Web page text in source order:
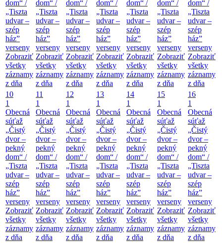
dom“ /
„Tiszta
udvar –
szép
ház”
verseny
Zobraziť
všetky
záznamy
z dňa
dom“ /
„Tiszta
udvar –
szép
ház”
verseny
Zobraziť
všetky
záznamy
z dňa
dom“ /
„Tiszta
udvar –
szép
ház”
verseny
Zobraziť
všetky
záznamy
z dňa
dom“ /
„Tiszta
udvar –
szép
ház”
verseny
Zobraziť
všetky
záznamy
z dňa
dom“ /
„Tiszta
udvar –
szép
ház”
verseny
Zobraziť
všetky
záznamy
z dňa
dom“ /
„Tiszta
udvar –
szép
ház”
verseny
Zobraziť
všetky
záznamy
z dňa
dom“ /
„Tiszta
udvar –
szép
ház”
verseny
Zobraziť
všetky
záznamy
z dňa
10
1
Obecná
súťaž
„Čistý
dvor –
pekný
dom“ /
„Tiszta
udvar –
szép
ház”
verseny
Zobraziť
všetky
záznamy
z dňa
11
1
Obecná
súťaž
„Čistý
dvor –
pekný
dom“ /
„Tiszta
udvar –
szép
ház”
verseny
Zobraziť
všetky
záznamy
z dňa
12
1
Obecná
súťaž
„Čistý
dvor –
pekný
dom“ /
„Tiszta
udvar –
szép
ház”
verseny
Zobraziť
všetky
záznamy
z dňa
13
1
Obecná
súťaž
„Čistý
dvor –
pekný
dom“ /
„Tiszta
udvar –
szép
ház”
verseny
Zobraziť
všetky
záznamy
z dňa
14
1
Obecná
súťaž
„Čistý
dvor –
pekný
dom“ /
„Tiszta
udvar –
szép
ház”
verseny
Zobraziť
všetky
záznamy
z dňa
15
1
Obecná
súťaž
„Čistý
dvor –
pekný
dom“ /
„Tiszta
udvar –
szép
ház”
verseny
Zobraziť
všetky
záznamy
z dňa
16
1
Obecná
súťaž
„Čistý
dvor –
pekný
dom“ /
„Tiszta
udvar –
szép
ház”
verseny
Zobraziť
všetky
záznamy
z dňa